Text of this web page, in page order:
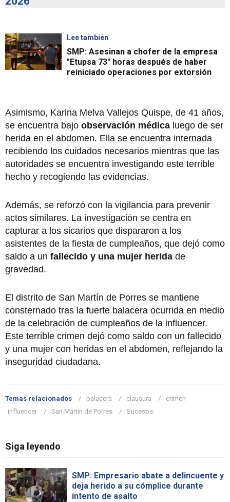
Lee también
SMP: Asesinan a chofer de la empresa
"Etupsa 73" horas después de haber
reiniciado operaciones por extorsión
Asimismo, Karina Melva Vallejos Quispe, de 41 años,
se encuentra bajo observación médica luego de ser
herida en el abdomen. Ella se encuentra internada
recibiendo los cuidados necesarios mientras que las
autoridades se encuentra investigando este terrible
hecho y recogiendo las evidencias.
Además, se reforzó con la vigilancia para prevenir
actos similares. La investigación se centra en
capturar a los sicarios que dispararon a los
asistentes de la fiesta de cumpleaños, que dejó como
saldo a un fallecido y una mujer herida de
gravedad.
El distrito de San Martín de Porres se mantiene
consternado tras la fuerte balacera ocurrida en medio
de la celebración de cumpleaños de la influencer.
Este terrible crimen dejó como saldo con un fallecido
y una mujer con heridas en el abdomen, reflejando la
inseguridad ciudadana.
Temas relacionados balacera clausura
crimen
influencer
San Martín de Porres Sucesos
Siga leyendo
SMP: Empresario abate a delincuente y
deja herido a su cómplice durante
intento de asalto